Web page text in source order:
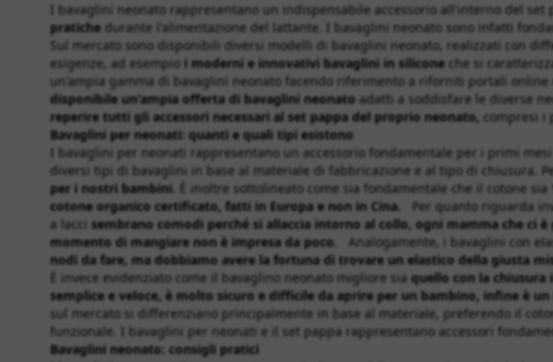
I bavaglini neonato rappresentano un indispensabile accessorio all'interno del set
pratiche durante l'alimentazione del lattante. I bavaglini neonato sono infatti
Sul mercato sono disponibili diversi modelli di bavaglini neonato, realizzati con
esigenze, ad esempio i moderni e innovativi bavaglini in silicone che si
un'ampia gamma di bavaglini neonato facendo riferimento a riforniti portali
disponibile un'ampia offerta di bavaglini neonato adatti a soddisfare le diverse
reperire tutti gli accessori necessari al set pappa del proprio neonato, compresi i
Bavaglini per neonati: quanti e quali tipi esistono
I bavaglini per neonati rappresentano un accessorio fondamentale per i primi
diversi tipi di bavaglini in base al materiale di fabbricazione e al tipo di chiusura.
per i nostri bambini . È inoltre sottolineato come sia fondamentale che il cotone sia
cotone organico certificato, fatti in Europa e non in Cina.
Per quanto riguarda
a lacci sembrano comodi perché si allaccia intorno al collo, ogni mamma che ci
momento di mangiare non è impresa da poco . Analogamente, i bavaglini con
nodi da fare, ma dobbiamo avere la fortuna di trovare un elastico della giusta
È invece evidenziato come il bavaglino neonato migliore sia quello con la
semplice e veloce, è molto sicuro e difficile da aprire per un bambino, infine è
sul mercato si differenziano principalmente in base al materiale, preferendo il
funzionale. I bavaglini per neonati e il set pappa rappresentano accessori
Bavaglini neonato: consigli pratici